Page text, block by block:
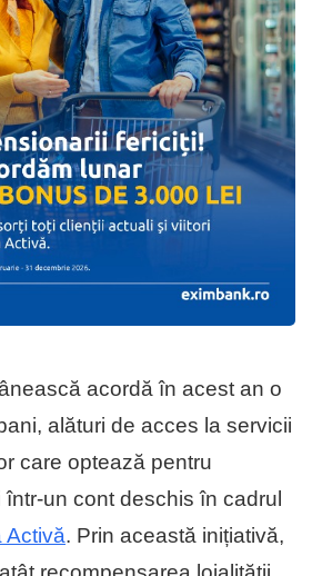
acordă în acest an o
alături de acces la servicii
care optează pentru
un cont deschis în cadrul
Activă. Prin această inițiativă,